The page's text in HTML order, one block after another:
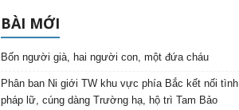
BÀI MỚI
Bốn người già, hai người con, một đứa cháu
Phân ban Ni giới TW khu vực phía Bắc kết nối tình
pháp lữ, cúng dàng Trường hạ, hộ trì Tam Bảo